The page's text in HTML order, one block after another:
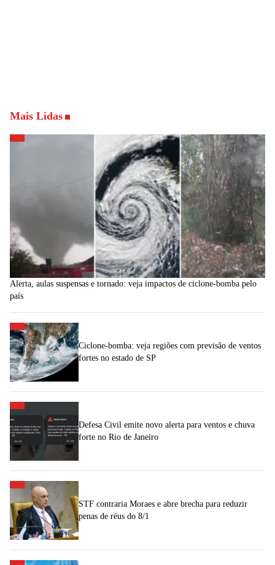
Mais Lidas
Alerta, aulas suspensas e tornado: veja impactos de ciclone-bomba pelo
país
Ciclone-bomba: veja regiões com previsão de ventos
fortes no estado de SP
Defesa Civil emite novo alerta para ventos e chuva
forte no Rio de Janeiro
STF contraria Moraes e abre brecha para reduzir
penas de réus do 8/1